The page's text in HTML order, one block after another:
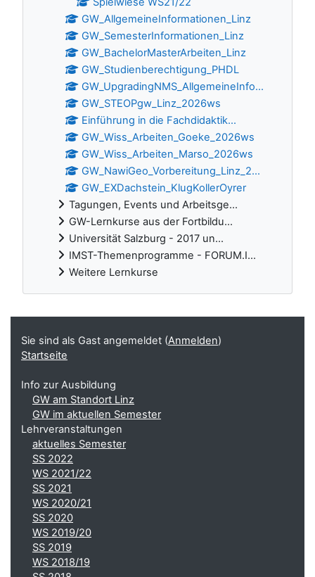
GW_AllgemeineInformationen_Linz
GW_SemesterInformationen_Linz
GW_BachelorMasterArbeiten_Linz
GW_Studienberechtigung_PHDL
GW_UpgradingNMS_AllgemeineInfo...
GW_STEOPgw_Linz_2026ws
Einführung in die Fachdidaktik...
GW_Wiss_Arbeiten_Goeke_2026ws
GW_Wiss_Arbeiten_Marso_2026ws
GW_NawiGeo_Vorbereitung_Linz_2...
GW_EXDachstein_KlugKollerOyrer
Tagungen, Events und Arbeitsge...
GW-Lernkurse aus der Fortbildu...
Universität Salzburg - 2017 un...
IMST-Themenprogramme - FORUM.I...
Weitere Lernkurse
Ergänzungsblöcke
Sie sind als Gast angemeldet (Anmelden)
Startseite
Info zur Ausbildung
GW am Standort Linz
GW im aktuellen Semester
Lehrveranstaltungen
aktuelles Semester
SS 2022
WS 2021/22
SS 2021
WS 2020/21
SS 2020
WS 2019/20
SS 2019
WS 2018/19